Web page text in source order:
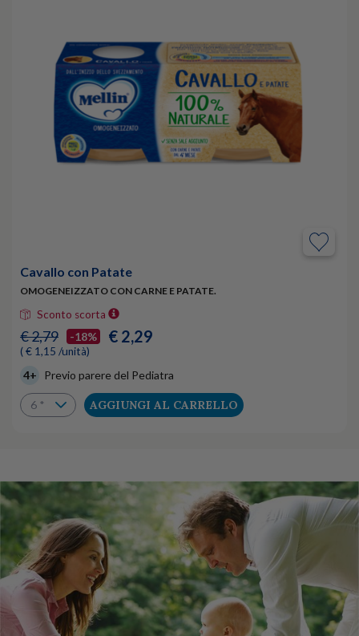
Cavallo con Patate
OMOGENEIZZATO CON CARNE E PATATE.
Sconto scorta
€ 2,79 -18% € 2,29
( € 1,15 /unità)
4+ Previo parere del Pediatra
AGGIUNGI AL CARRELLO